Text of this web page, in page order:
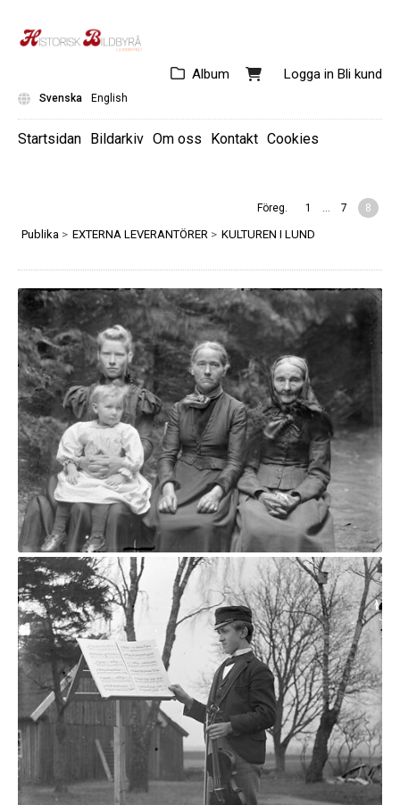
Logga in Bli kund
Album
Svenska English
Startsidan Bildarkiv Om oss Kontakt Cookies
Föreg. 1 ... 7 8
Publika > EXTERNA LEVERANTÖRER > KULTUREN I LUND